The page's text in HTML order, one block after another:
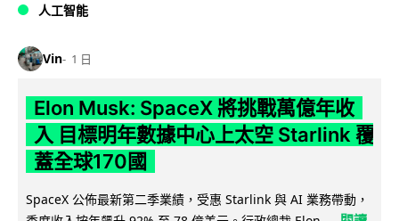
人工智能
Vin 1 日
Elon Musk: SpaceX 將挑戰萬億年收
入 目標明年數據中心上太空 Starlink 覆
蓋全球170國
SpaceX 公佈最新第二季業績，受惠 Starlink 與 AI 業務帶動，